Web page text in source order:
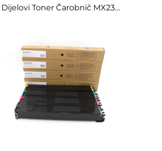
Dijelovi Toner Čarobnič MX238